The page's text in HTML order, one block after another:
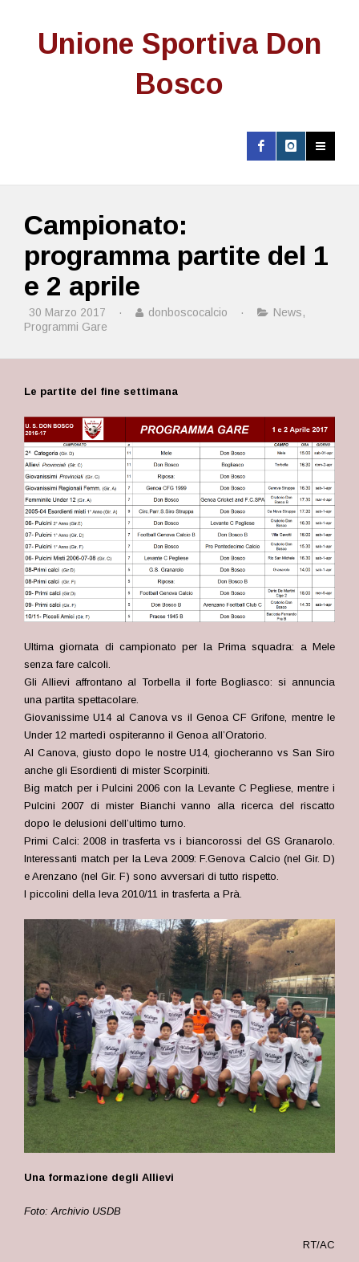
Unione Sportiva Don
Bosco
Campionato:
programma partite del 1
e 2 aprile
30 Marzo 2017 · donboscocalcio · News,
Programmi Gare
Le partite del fine settimana
Ultima giornata di campionato per la Prima squadra: a Mele
senza fare calcoli.
Gli Allievi affrontano al Torbella il forte Bogliasco: si annuncia
una partita spettacolare.
Giovanissime U14 al Canova vs il Genoa CF Grifone, mentre le
Under 12 martedì ospiteranno il Genoa all’Oratorio.
Al Canova, giusto dopo le nostre U14, giocheranno vs San Siro
anche gli Esordienti di mister Scorpiniti.
Big match per i Pulcini 2006 con la Levante C Pegliese, mentre i
Pulcini 2007 di mister Bianchi vanno alla ricerca del riscatto
dopo le delusioni dell’ultimo turno.
Primi Calci: 2008 in trasferta vs i biancorossi del GS Granarolo.
Interessanti match per la Leva 2009: F.Genova Calcio (nel Gir. D)
e Arenzano (nel Gir. F) sono avversari di tutto rispetto.
I piccolini della leva 2010/11 in trasferta a Prà.
Una formazione degli Allievi
Foto: Archivio USDB
RT/AC